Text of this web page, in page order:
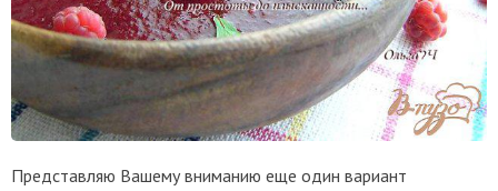
Представляю Вашему вниманию еще один вариант